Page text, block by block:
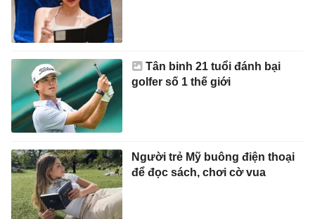
Tân binh 21 tuổi đánh bại
golfer số 1 thế giới
Người trẻ Mỹ buông điện thoại
để đọc sách, chơi cờ vua